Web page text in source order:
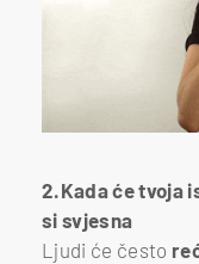
2.Kada će tvoja
si svjesna
Ljudi će često